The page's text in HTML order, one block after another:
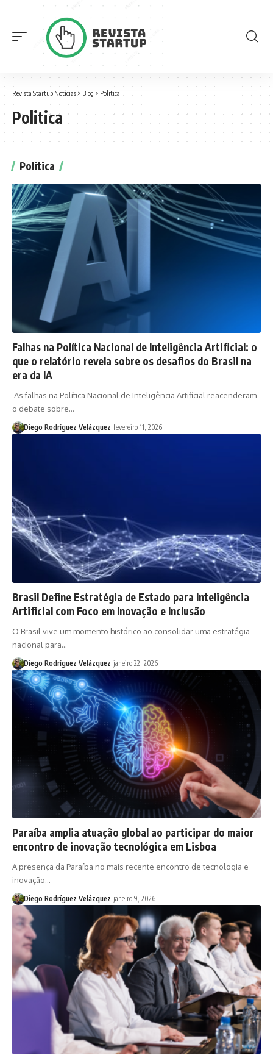
Revista Startup Notícias > Blog > Politica
Politica
Politica
Falhas na Política Nacional de Inteligência Artificial: o
que o relatório revela sobre os desafios do Brasil na
era da IA
As falhas na Política Nacional de Inteligência Artificial reacenderam
o debate sobre…
Diego Rodríguez Velázquez fevereiro 11, 2026
Brasil Define Estratégia de Estado para Inteligência
Artificial com Foco em Inovação e Inclusão
O Brasil vive um momento histórico ao consolidar uma estratégia
nacional para…
Diego Rodríguez Velázquez janeiro 22, 2026
Paraíba amplia atuação global ao participar do maior
encontro de inovação tecnológica em Lisboa
A presença da Paraíba no mais recente encontro de tecnologia e
inovação…
Diego Rodríguez Velázquez janeiro 9, 2026